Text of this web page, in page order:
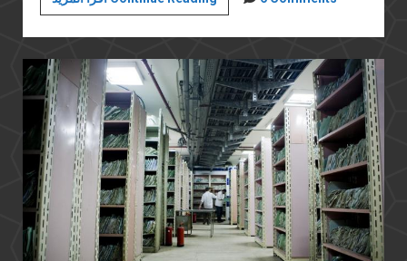
يونيو
المستمرة
(١٢):
السردية
الإسرائيلية